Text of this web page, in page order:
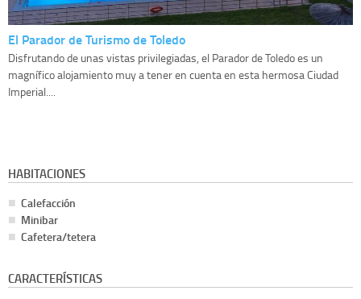
El Parador de Turismo de Toledo
Disfrutando de unas vistas privilegiadas, el Parador de Toledo es un
magnífico alojamiento muy a tener en cuenta en esta hermosa Ciudad
Imperial....
HABITACIONES
Calefacción
Minibar
Cafetera/tetera
CARACTERÍSTICAS